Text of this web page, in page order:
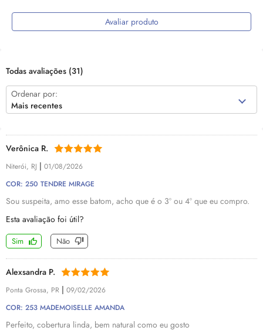
Avaliar produto
Todas avaliações (31)
Ordenar por:
Mais recentes
Verônica R.
Niterói, RJ | 01/08/2026
COR: 250 TENDRE MIRAGE
Sou suspeita, amo esse batom, acho que é o 3º ou 4º que eu compro.
Esta avaliação foi útil?
Sim Não
Alexsandra P.
Ponta Grossa, PR | 09/02/2026
COR: 253 MADEMOISELLE AMANDA
Perfeito, cobertura linda, bem natural como eu gosto